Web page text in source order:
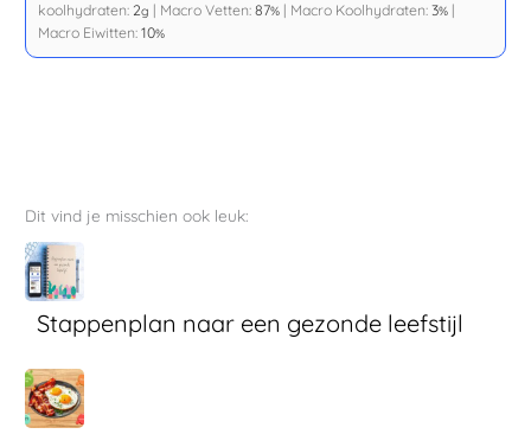
koolhydraten: 2g | Macro Vetten:87% | Macro Koolhydraten:3% |
Macro Eiwitten:10%
Dit vind je misschien ook leuk:
Stappenplan naar een gezonde leefstijl